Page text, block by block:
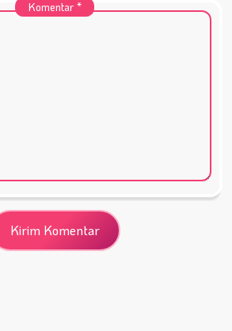
Komentar *